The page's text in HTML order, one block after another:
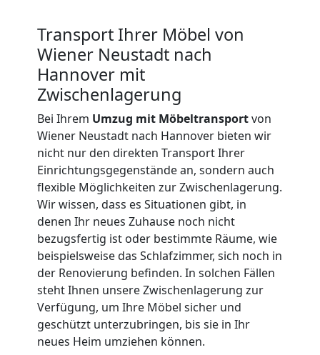
Transport Ihrer Möbel von
Wiener Neustadt nach
Hannover mit
Zwischenlagerung
Bei Ihrem Umzug mit Möbeltransportvon
Wiener Neustadt nach Hannover bieten wir
nicht nur den direkten Transport Ihrer
Einrichtungsgegenstände an, sondern auch
flexible Möglichkeiten zur Zwischenlagerung.
Wir wissen, dass es Situationen gibt, in
denen Ihr neues Zuhause noch nicht
bezugsfertig ist oder bestimmte Räume, wie
beispielsweise das Schlafzimmer, sich noch in
der Renovierung befinden. In solchen Fällen
steht Ihnen unsere Zwischenlagerung zur
Verfügung, um Ihre Möbel sicher und
geschützt unterzubringen, bis sie in Ihr
neues Heim umziehen können.
Neustadt
Umzug
und
Lagerung
Wiener
Neustadt
Full-
Service-